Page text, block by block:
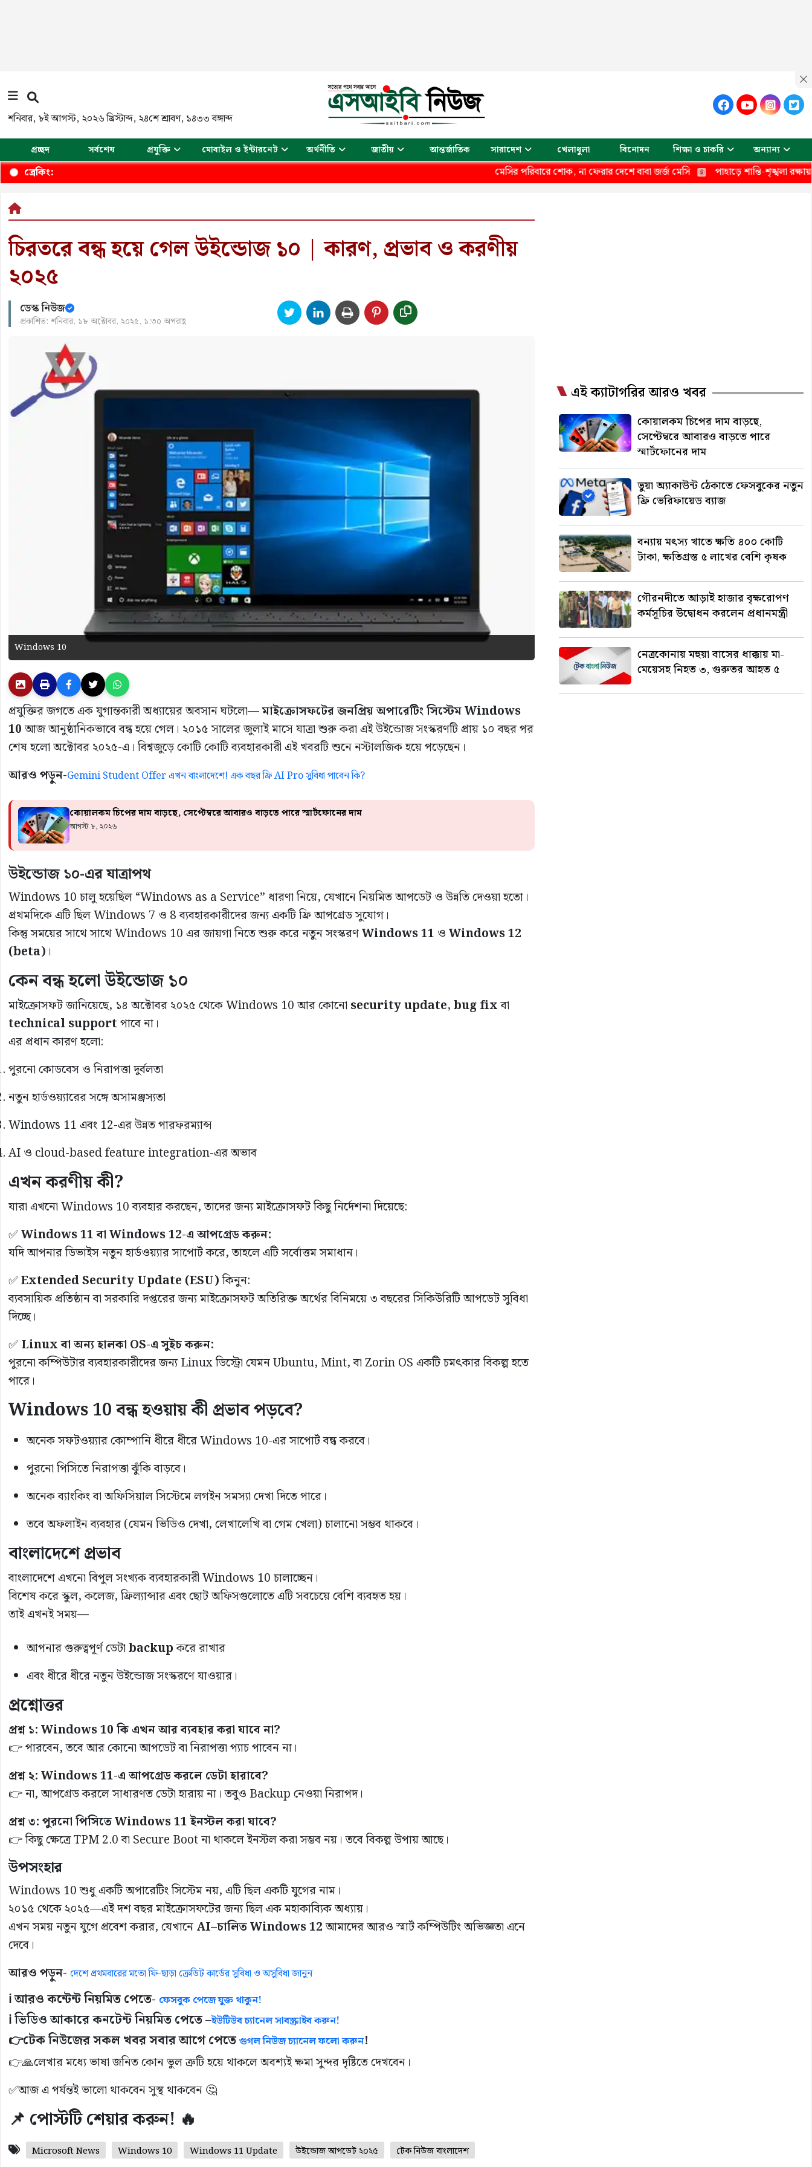
শনিবার,৮ই আগস্ট, ২০২৬ খ্রিস্টাব্দ,২৪শে শ্রাবণ, ১৪৩৩ বঙ্গাব্দ
প্রচ্ছদ সর্বশেষ প্রযুক্তি মোবাইল ও ইন্টারনেট অর্থনীতি জাতীয় আন্তর্জাতিক সারাদেশ খেলাধুলা বিনোদন শিক্ষা ও চাকরি অন্যান্য
ব্রেকিং: মেসির পরিবারে শোক, না ফেরার দেশে বাবা জর্জ মেসি পাহাড়ে শান্তি-শৃঙ্খলা রক্ষায় তৎপর
চিরতরে বন্ধ হয়ে গেল উইন্ডোজ ১০ | কারণ, প্রভাব ও করণীয়
২০২৫
ডেস্ক নিউজ
প্রকাশিত: শনিবার, ১৮ অক্টোবর, ২০২৫, ১:৩০ অপরাহ্ণ
Windows 10
প্রযুক্তির জগতে এক যুগান্তকারী অধ্যায়ের অবসান ঘটলো—মাইক্রোসফটের জনপ্রিয় অপারেটিং সিস্টেম Windows
10আজ আনুষ্ঠানিকভাবে বন্ধ হয়ে গেল। ২০১৫ সালের জুলাই মাসে যাত্রা শুরু করা এই উইন্ডোজ সংস্করণটি প্রায় ১০ বছর পর
শেষ হলো অক্টোবর ২০২৫-এ। বিশ্বজুড়ে কোটি কোটি ব্যবহারকারী এই খবরটি শুনে নস্টালজিক হয়ে পড়েছেন।
আরও পড়ুন-Gemini Student Offer এখন বাংলাদেশে! এক বছর ফ্রি AI Pro সুবিধা পাবেন কি?
কোয়ালকম চিপের দাম বাড়ছে, সেপ্টেম্বরে আবারও বাড়তে পারে স্মার্টফোনের দাম
আগস্ট ৮, ২০২৬
উইন্ডোজ ১০-এর যাত্রাপথ
Windows 10 চালু হয়েছিল “Windows as a Service” ধারণা নিয়ে, যেখানে নিয়মিত আপডেট ও উন্নতি দেওয়া হতো।
প্রথমদিকে এটি ছিল Windows 7 ও 8 ব্যবহারকারীদের জন্য একটি ফ্রি আপগ্রেড সুযোগ।
কিন্তু সময়ের সাথে সাথে Windows 10 এর জায়গা নিতে শুরু করে নতুন সংস্করণWindows 11 ওWindows 12
(beta) ।
কেন বন্ধ হলো উইন্ডোজ ১০
মাইক্রোসফট জানিয়েছে, ১৪ অক্টোবর ২০২৫ থেকে Windows 10 আর কোনো security update,bug fixবা
technical supportপাবে না।
এর প্রধান কারণ হলো:
পুরনো কোডবেস ও নিরাপত্তা দুর্বলতা
নতুন হার্ডওয়্যারের সঙ্গে অসামঞ্জস্যতা
Windows 11 এবং 12-এর উন্নত পারফরম্যান্স
AI ও cloud-based feature integration-এর অভাব
এখন করণীয় কী?
যারা এখনো Windows 10 ব্যবহার করছেন, তাদের জন্য মাইক্রোসফট কিছু নির্দেশনা দিয়েছে:
✅Windows 11 বা Windows 12-এ আপগ্রেড করুন:
যদি আপনার ডিভাইস নতুন হার্ডওয়্যার সাপোর্ট করে, তাহলে এটি সর্বোত্তম সমাধান।
✅Extended Security Update (ESU)কিনুন:
ব্যবসায়িক প্রতিষ্ঠান বা সরকারি দপ্তরের জন্য মাইক্রোসফট অতিরিক্ত অর্থের বিনিময়ে ৩ বছরের সিকিউরিটি আপডেট সুবিধা
দিচ্ছে।
✅Linux বা অন্য হালকা OS-এ সুইচ করুন:
পুরনো কম্পিউটার ব্যবহারকারীদের জন্য Linux ডিস্ট্রো যেমন Ubuntu, Mint, বা Zorin OS একটি চমৎকার বিকল্প হতে
পারে।
Windows 10 বন্ধ হওয়ায় কী প্রভাব পড়বে?
অনেক সফটওয়্যার কোম্পানি ধীরে ধীরে Windows 10-এর সাপোর্ট বন্ধ করবে।
পুরনো পিসিতে নিরাপত্তা ঝুঁকি বাড়বে।
অনেক ব্যাংকিং বা অফিসিয়াল সিস্টেমে লগইন সমস্যা দেখা দিতে পারে।
তবে অফলাইন ব্যবহার (যেমন ভিডিও দেখা, লেখালেখি বা গেম খেলা) চালানো সম্ভব থাকবে।
বাংলাদেশে প্রভাব
বাংলাদেশে এখনো বিপুল সংখ্যক ব্যবহারকারী Windows 10 চালাচ্ছেন।
বিশেষ করে স্কুল, কলেজ, ফ্রিল্যান্সার এবং ছোট অফিসগুলোতে এটি সবচেয়ে বেশি ব্যবহৃত হয়।
তাই এখনই সময়—
আপনার গুরুত্বপূর্ণ ডেটাbackupকরে রাখার
এবং ধীরে ধীরে নতুন উইন্ডোজ সংস্করণে যাওয়ার।
প্রশ্নোত্তর
প্রশ্ন ১: Windows 10 কি এখন আর ব্যবহার করা যাবে না?
👉 পারবেন, তবে আর কোনো আপডেট বা নিরাপত্তা প্যাচ পাবেন না।
প্রশ্ন ২: Windows 11-এ আপগ্রেড করলে ডেটা হারাবে?
👉 না, আপগ্রেড করলে সাধারণত ডেটা হারায় না। তবুও Backup নেওয়া নিরাপদ।
প্রশ্ন ৩: পুরনো পিসিতে Windows 11 ইনস্টল করা যাবে?
👉 কিছু ক্ষেত্রে TPM 2.0 বা Secure Boot না থাকলে ইনস্টল করা সম্ভব নয়। তবে বিকল্প উপায় আছে।
উপসংহার
Windows 10 শুধু একটি অপারেটিং সিস্টেম নয়, এটি ছিল একটি যুগের নাম।
২০১৫ থেকে ২০২৫—এই দশ বছর মাইক্রোসফটের জন্য ছিল এক মহাকাব্যিক অধ্যায়।
এখন সময় নতুন যুগে প্রবেশ করার, যেখানেAI–চালিত Windows 12আমাদের আরও স্মার্ট কম্পিউটিং অভিজ্ঞতা এনে
দেবে।
আরও পড়ুন- দেশে প্রথমবারের মতো ফি-ছাড়া ক্রেডিট কার্ডের সুবিধা ও অসুবিধা জানুন
ℹ️ আরও কন্টেন্ট নিয়মিত পেতে- ফেসবুক পেজে যুক্ত থাকুন!
ℹ️ ভিডিও আকারে কনটেন্ট নিয়মিত পেতে –ইউটিউব চ্যানেল সাবস্ক্রাইব করুন!
👉টেক নিউজের সকল খবর সবার আগে পেতেগুগল নিউজ চ্যানেল ফলো করুন!
👉🙏লেখার মধ্যে ভাষা জনিত কোন ভুল ত্রুটি হয়ে থাকলে অবশ্যই ক্ষমা সুন্দর দৃষ্টিতে দেখবেন।
✅আজ এ পর্যন্তই ভালো থাকবেন সুস্থ থাকবেন 🤔
📌 পোস্টটি শেয়ার করুন! 🔥
Microsoft News Windows 10 Windows 11 Update উইন্ডোজ আপডেট ২০২৫ টেক নিউজ বাংলাদেশ
এই ক্যাটাগরির আরও খবর
কোয়ালকম চিপের দাম বাড়ছে,
সেপ্টেম্বরে আবারও বাড়তে পারে
স্মার্টফোনের দাম
ভুয়া অ্যাকাউন্ট ঠেকাতে ফেসবুকের নতুন
ফ্রি ভেরিফায়েড ব্যাজ
বন্যায় মৎস্য খাতে ক্ষতি ৪০০ কোটি
টাকা, ক্ষতিগ্রস্ত ৫ লাখের বেশি কৃষক
গৌরনদীতে আড়াই হাজার বৃক্ষরোপণ
কর্মসূচির উদ্বোধন করলেন প্রধানমন্ত্রী
নেত্রকোনায় মহুয়া বাসের ধাক্কায় মা-
মেয়েসহ নিহত ৩, গুরুতর আহত ৫